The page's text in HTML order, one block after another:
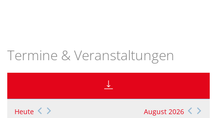
Termine & Veranstaltungen
Heute August 2026